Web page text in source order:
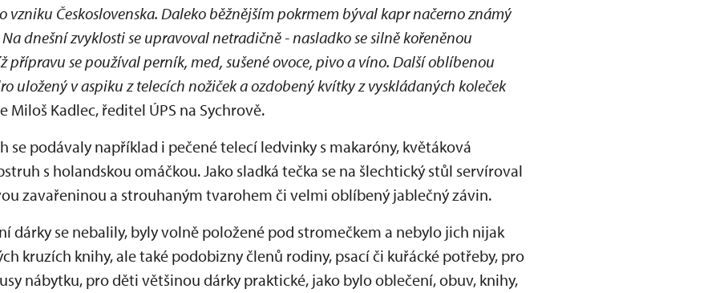
vzniku Československa. Daleko běžnějším pokrmem býval kapr načerno známý
dnešní zvyklosti se upravoval netradičně - nasladko se silně kořeněnou
přípravu se používal perník, med, sušené ovoce, pivo a víno. Další oblíbenou
uložený v aspiku z telecích nožiček a ozdobený kvítky z vyskládaných koleček
Miloš Kadlec, ředitel ÚPS na Sychrově.
se podávaly například i pečené telecí ledvinky s makaróny, květáková
s holandskou omáčkou. Jako sladká tečka se na šlechtický stůl servíroval
zavařeninou a strouhaným tvarohem či velmi oblíbený jablečný závin.
dárky se nebalily, byly volně položené pod stromečkem a nebylo jich nijak
kruzích knihy, ale také podobizny členů rodiny, psací či kuřácké potřeby, pro
nábytku, pro děti většinou dárky praktické, jako bylo oblečení, obuv, knihy,